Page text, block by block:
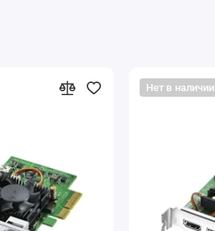
Нет в наличии